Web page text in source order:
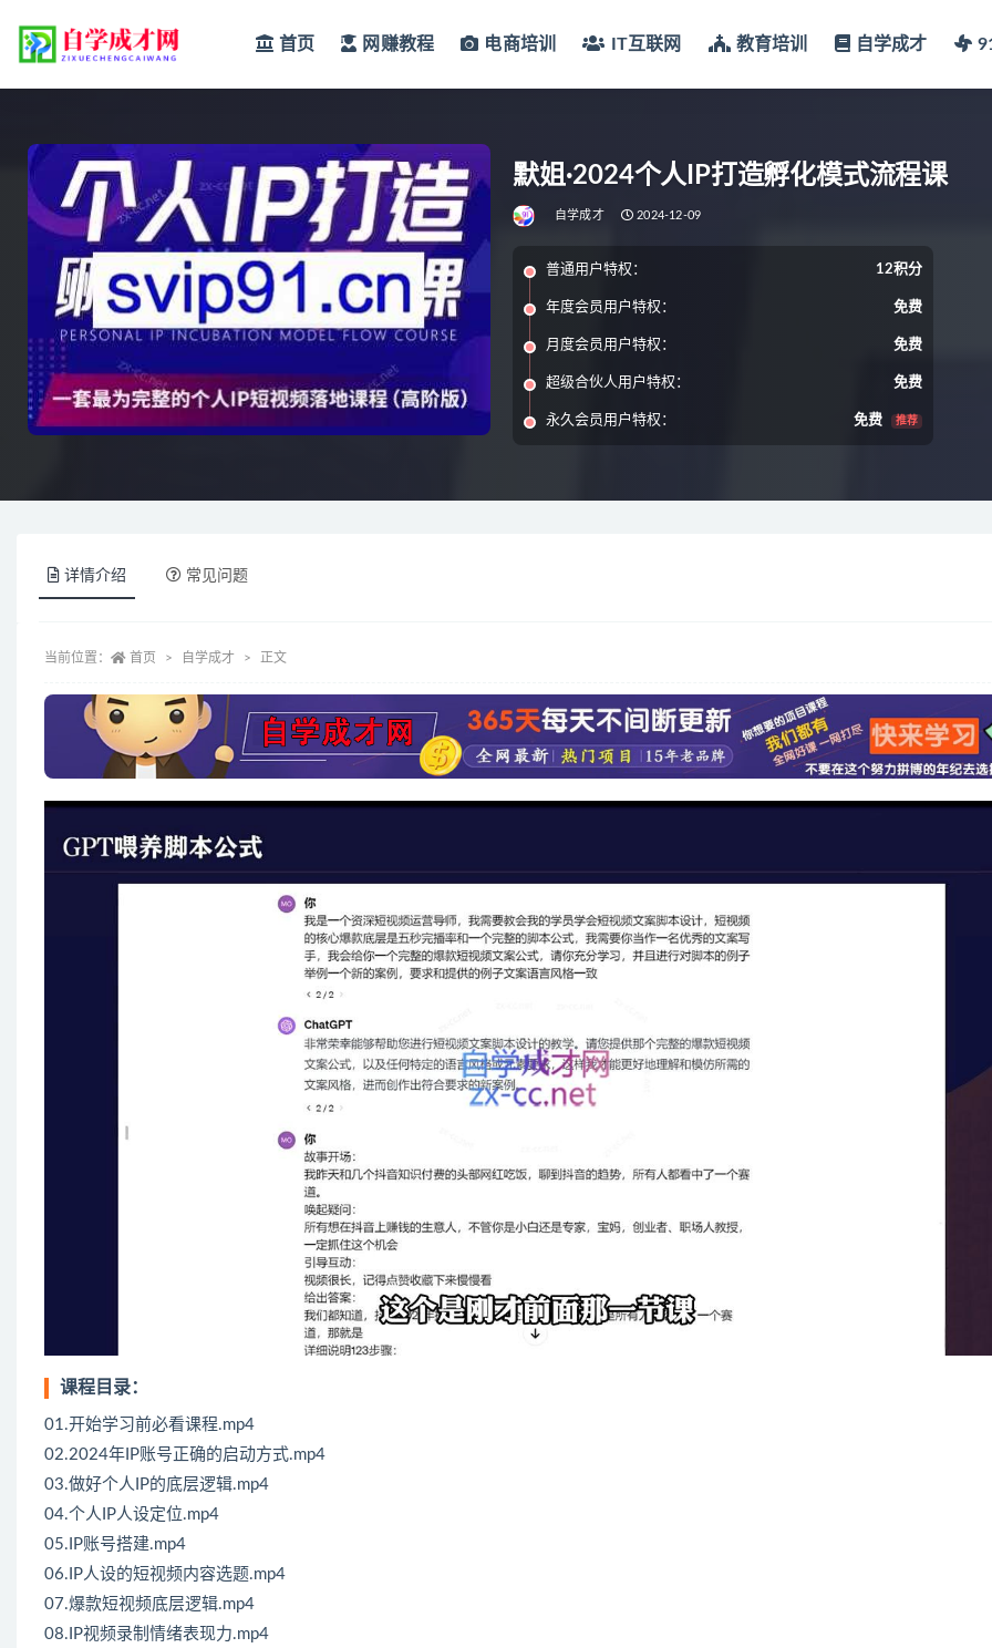
首页 网赚教程 电商培训 IT互联网 教育培训 自学成才
默姐·2024个人IP打造孵化模式流程课
自学成才 2024-12-09
普通用户特权： 12积分
年度会员用户特权： 免费
月度会员用户特权： 免费
超级合伙人用户特权： 免费
永久会员用户特权： 免费 推荐
详情介绍 常见问题
当前位置： 首页 自学成才 正文
课程目录：
01.开始学习前必看课程.mp4
02.2024年IP账号正确的启动方式.mp4
03.做好个人IP的底层逻辑.mp4
04.个人IP人设定位.mp4
05.IP账号搭建.mp4
06.IP人设的短视频内容选题.mp4
07.爆款短视频底层逻辑.mp4
08.IP视频录制情绪表现力.mp4